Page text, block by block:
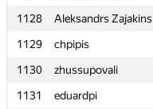
1128
Aleksandrs Zajakins
1129
chpipis
1130
zhussupovali
1131
eduardpi
1128
Aleksandrs Zajakins
1129
chpipis
1130
zhussupovali
1131
eduardpi